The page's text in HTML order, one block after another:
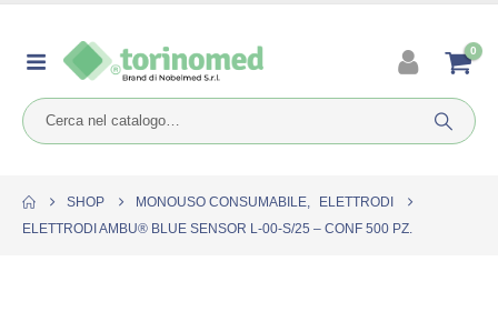
0
SHOP MONOUSO CONSUMABILE,
ELETTRODI
ELETTRODI AMBU® BLUE SENSOR L-00-S/25 – CONF 500 PZ.